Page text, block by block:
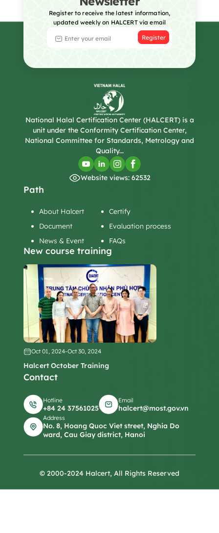
Register to receive the latest information,
updated weekly on HALCERT via email
Register
National Halal Certification Center (HALCERT) is a
unit under the Conformity Certification Center,
National Committee for Standards, Metrology and
Quality...
Website views: 62532
Path
About Halcert
Certify
Document
Evaluation process
News & Event
FAQs
New course training
Oct 01, 2024-Oct 30, 2024
Halcert October Training
Contact
Hotline
+84 24 37561025
Email
halcert@most.gov.vn
Address
No. 8, Hoang Quoc Viet street, Nghia Do
ward, Cau Giay district, Hanoi
© 2000-2024 Halcert, All Rights Reserved